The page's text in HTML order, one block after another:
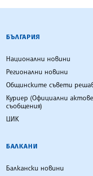
БЪЛГАРСКА
БЪЛГАРИЯ
Национални новини
Регионални новини
Общинските съвети
Куриер (Официални
съобщения)
ЦИК
БАЛКАНИ
Балкански новини